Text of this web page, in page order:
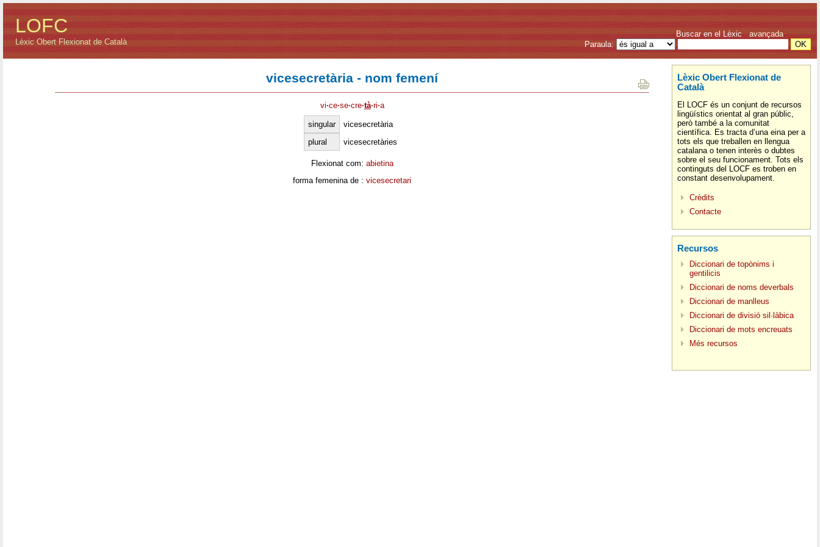
LOFC
Lèxic Obert Flexionat de Català
Buscar en el Lèxic avançada
Paraula:
vicesecretària - nom femení
vi·ce·se·cre·tà·ri·a
singular
vicesecretària
plural
vicesecretàries
Flexionat com: abietina
forma femenina de : vicesecretari
Lèxic Obert Flexionat de
Català
El LOCF és un conjunt de recursos
lingüístics orientat al gran públic,
però també a la comunitat
científica. Es tracta d’una eina per a
tots els que treballen en llengua
catalana o tenen interès o dubtes
sobre el seu funcionament. Tots els
continguts del LOCF es troben en
constant desenvolupament.
Crèdits
Contacte
Recursos
Diccionari de topònims i
gentilicis
Diccionari de noms deverbals
Diccionari de manlleus
Diccionari de divisió sil·làbica
Diccionari de mots encreuats
Més recursos